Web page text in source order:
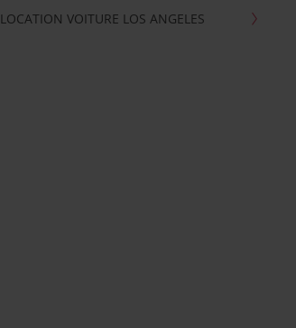
LOCATION VOITURE LOS ANGELES